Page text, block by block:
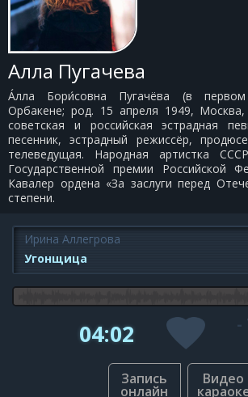
Алла Пугачева
А́лла Бори́совна Пугачёва (в
Орбакене; род. 15 апреля 1949,
советская и российская эстрадная
песенник, эстрадный режиссёр,
телеведущая. Народная артистка
Государственной премии Российской
Кавалер ордена «За заслуги перед
степени.
Ирина Аллегрова
Угонщица
04:02 -